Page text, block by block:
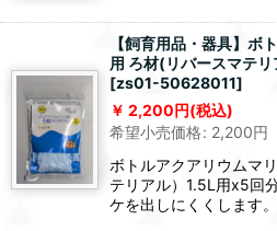
【飼育用品・器具】ボ
用 ろ材(リバースマテリ
[zs01-50628011]
2,200円(税込)
希望小売価格: 2,200円
ボトルアクアリウムマ
テリアル）1.5L用x5回
ケを出しにくくします。